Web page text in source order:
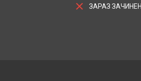
clear ЗАРАЗ